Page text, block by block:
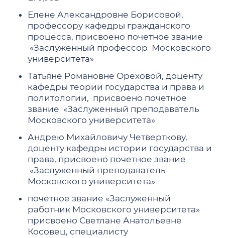
Елене Александровне Борисовой,
профессору кафедры гражданского
процесса, присвоено почетное звание
«Заслуженный профессор Московского
университета»
Татьяне Романовне Ореховой, доценту
кафедры теории государства и права и
политологии, присвоено почетное
звание «Заслуженный преподаватель
Московского университета»
Андрею Михайловичу Четверткову,
доценту кафедры истории государства и
права, присвоено почетное звание
«Заслуженный преподаватель
Московского университета»
почетное звание «Заслуженный
работник Московского университета»
присвоено Светлане Анатольевне
Косовец, специалисту